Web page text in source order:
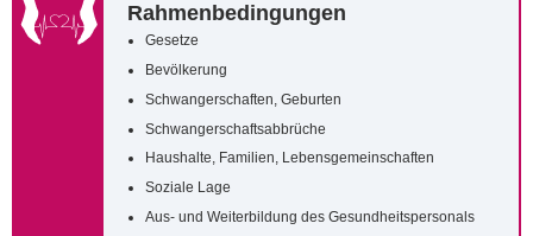
Rahmenbedingungen
Gesetze
Bevölkerung
Schwangerschaften, Geburten
Schwangerschaftsabbrüche
Haushalte, Familien, Lebensgemeinschaften
Soziale Lage
Aus- und Weiterbildung des Gesundheitspersonals